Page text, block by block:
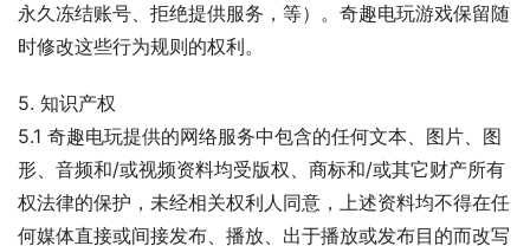
永久冻结账号、拒绝提供服务，等）。奇趣电玩游戏保留随
时修改这些行为规则的权利。
5. 知识产权
5.1 奇趣电玩提供的网络服务中包含的任何文本、图片、图
形、音频和/或视频资料均受版权、商标和/或其它财产所有
权法律的保护，未经相关权利人同意，上述资料均不得在任
何媒体直接或间接发布、播放、出于播放或发布目的而改写